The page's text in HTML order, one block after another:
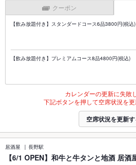
クーポン
【飲み放題付き】スタンダードコース6品3800円(税込)
【飲み放題付き】プレミアムコース8品4800円(税込)
カレンダーの更新に失敗
下記ボタンを押して空席状況を更
空席状況を更新
居酒屋 長野駅
【6/1 OPEN】和牛と牛タンと地酒 居